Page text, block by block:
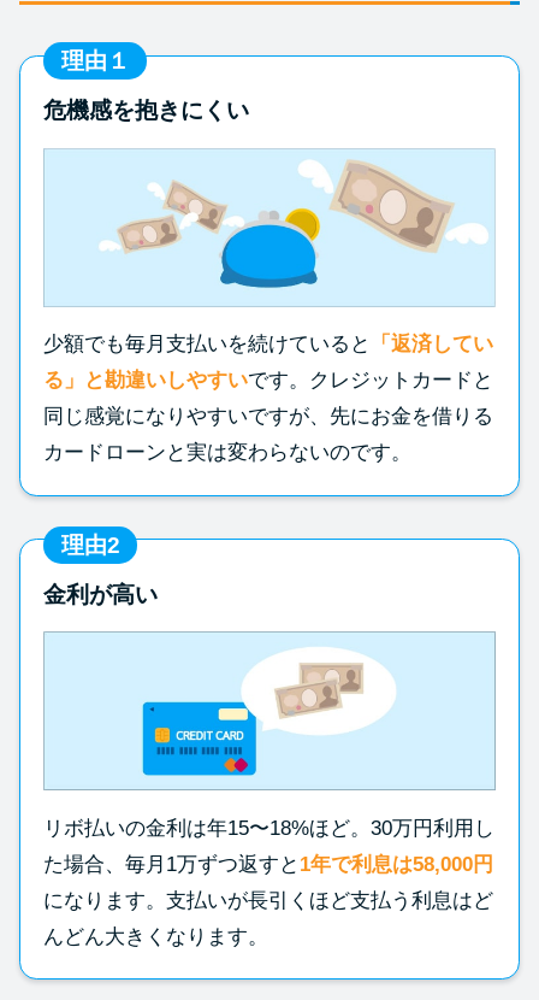
理由１
危機感を抱きにくい
少額でも毎月支払いを続けていると
「返済してい
る」と勘違いしやすいです。クレジットカードと
同じ感覚になりやすいですが、先にお金を借りる
カードローンと実は変わらないのです。
理由2
金利が高い
リボ払いの金利は年15〜18%ほど。30万円利用し
た場合、毎月1万ずつ返すと 1年で利息は58,000円
になります。支払いが長引くほど支払う利息はど
んどん大きくなります。